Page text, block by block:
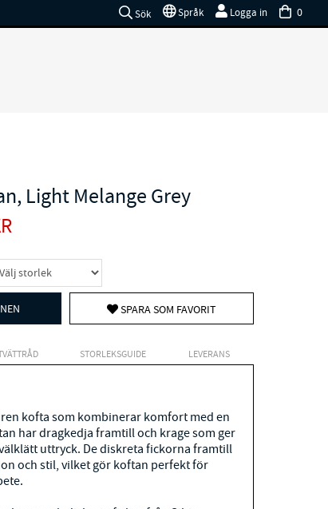
0
Logga in
Språk
Sök
Light Melange Grey
SPARA SOM FAVORIT
STORLEKSGUIDE LEVERANS
kofta som kombinerar komfort med en
har dragkedja framtill och krage som ger
uttryck. De diskreta fickorna framtill
och stil, vilket gör koftan perfekt för